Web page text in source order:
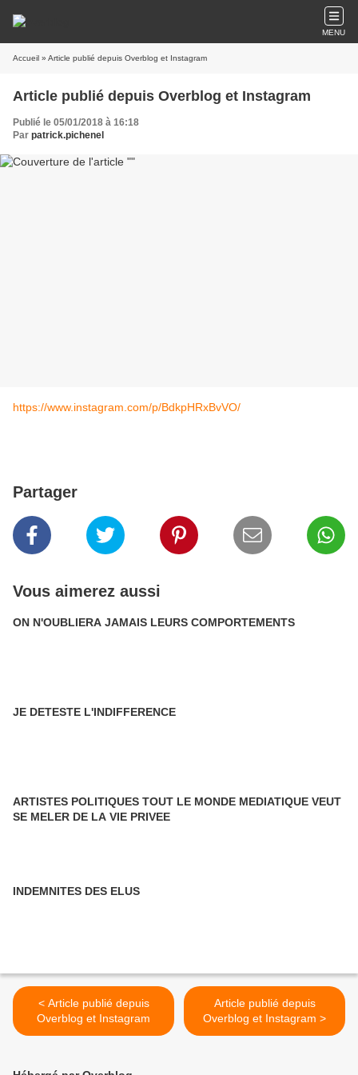
MENU
Accueil » Article publié depuis Overblog et Instagram
Article publié depuis Overblog et Instagram
Publié le 05/01/2018 à 16:18
Par patrick.pichenel
https://www.instagram.com/p/BdkpHRxBvVO/
Partager
Vous aimerez aussi
ON N'OUBLIERA JAMAIS LEURS COMPORTEMENTS
JE DETESTE L'INDIFFERENCE
ARTISTES POLITIQUES TOUT LE MONDE MEDIATIQUE VEUT
SE MELER DE LA VIE PRIVEE
INDEMNITES DES ELUS
< Article publié depuis
Overblog et Instagram
Article publié depuis
Overblog et Instagram >